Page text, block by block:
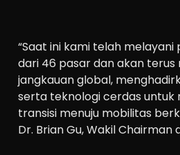
“Saat ini kami telah melayani
dari 46 pasar dan akan terus
jangkauan global,
serta teknologi cerdas
transisi menuju mobilitas
Dr. Brian Gu, Wakil Chairman